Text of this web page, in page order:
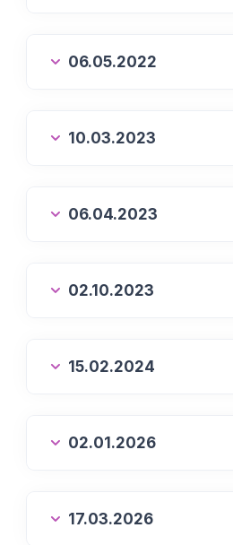
06.05.2022
10.03.2023
06.04.2023
02.10.2023
15.02.2024
02.01.2026
17.03.2026